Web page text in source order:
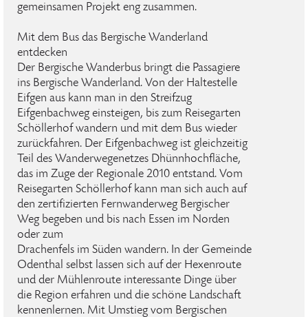
gemeinsamen Projekt eng zusammen.
Mit dem Bus das Bergische Wanderland
entdecken
Der Bergische Wanderbus bringt die Passagiere
ins Bergische Wanderland. Von der Haltestelle
Eifgen aus kann man in den Streifzug
Eifgenbachweg einsteigen, bis zum Reisegarten
Schöllerhof wandern und mit dem Bus wieder
zurückfahren. Der Eifgenbachweg ist gleichzeitig
Teil des Wanderwegenetzes Dhünnhochfläche,
das im Zuge der Regionale 2010 entstand. Vom
Reisegarten Schöllerhof kann man sich auch auf
den zertifizierten Fernwanderweg Bergischer
Weg begeben und bis nach Essen im Norden
oder zum
Drachenfels im Süden wandern. In der Gemeinde
Odenthal selbst lassen sich auf der Hexenroute
und der Mühlenroute interessante Dinge über
die Region erfahren und die schöne Landschaft
kennenlernen. Mit Umstieg vom Bergischen